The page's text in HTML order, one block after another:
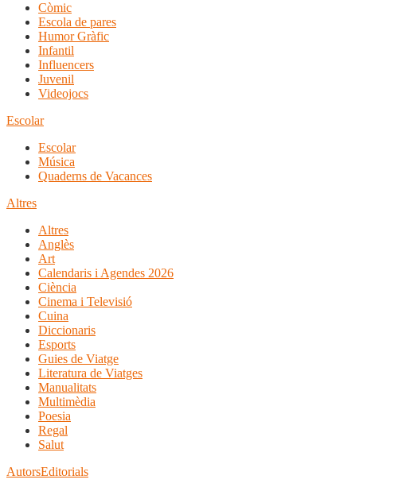
Còmic
Escola de pares
Humor Gràfic
Infantil
Influencers
Juvenil
Videojocs
Escolar
Escolar
Música
Quaderns de Vacances
Altres
Altres
Anglès
Art
Calendaris i Agendes 2026
Ciència
Cinema i Televisió
Cuina
Diccionaris
Esports
Guies de Viatge
Literatura de Viatges
Manualitats
Multimèdia
Poesia
Regal
Salut
AutorsEditorials